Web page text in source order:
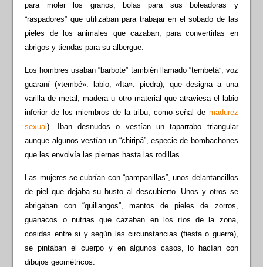
para moler los granos, bolas para sus boleadoras y
“raspadores” que utilizaban para trabajar en el sobado de las
pieles de los animales que cazaban, para convertirlas en
abrigos y tiendas para su albergue.
Los hombres usaban “barbote” también llamado “tembetá”, voz
guaraní («tembé»: labio, «Ita»: piedra), que designa a una
varilla de metal, madera u otro material que atraviesa el labio
inferior de los miembros de la tribu, como señal de madurez
sexual). Iban desnudos o vestían un taparrabo triangular
aunque algunos vestían un “chiripá”, especie de bombachones
que les envolvía las piernas hasta las rodillas.
Las mujeres se cubrían con “pampanillas”, unos delantancillos
de piel que dejaba su busto al descubierto. Unos y otros se
abrigaban con “quillangos”, mantos de pieles de zorros,
guanacos o nutrias que cazaban en los ríos de la zona,
cosidas entre si y según las circunstancias (fiesta o guerra),
se pintaban el cuerpo y en algunos casos, lo hacían con
dibujos geométricos.